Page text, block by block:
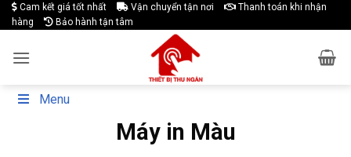
Skip
to
Cam kết giá tốt nhất Vận chuyển tận nơi
Thanh toán khi nhận
hàng
Bảo hành tận tâm
Menu
Máy in Màu